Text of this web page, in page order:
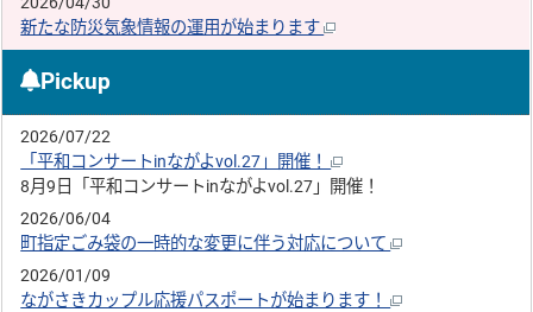
新たな防災気象情報の運用が始まります
Pickup
2026/07/22
「平和コンサートinながよvol.27」開催！
8月9日「平和コンサートinながよvol.27」開催！
2026/06/04
町指定ごみ袋の一時的な変更に伴う対応について
2026/01/09
ながさきカップル応援パスポートが始まります！